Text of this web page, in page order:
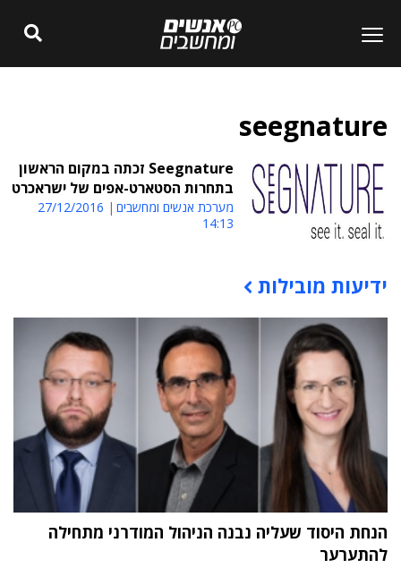
seegnature
Seegnature זכתה במקום הראשון
בתחרות הסטארט-אפים של ישראכרט
מערכת אנשים ומחשבים
27/12/2016
14:13
תוכן פרסומי
ידיעות מובילות
הנחת היסוד שעליה נבנה הניהול המודרני מתחילה
להתערער